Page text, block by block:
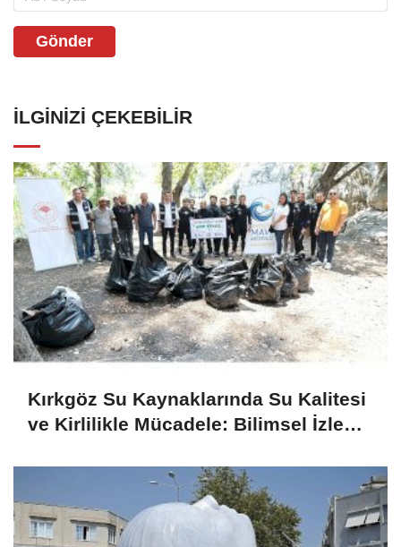
Gönder
İLGINIZI ÇEKEBILIR
Kırkgöz Su Kaynaklarında Su Kalitesi
ve Kirlilikle Mücadele: Bilimsel İzleme